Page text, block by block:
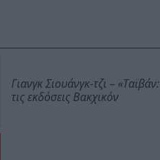
Γιανγκ Σιουάνγκ-τζι –
τις εκδόσεις Βακχικόν